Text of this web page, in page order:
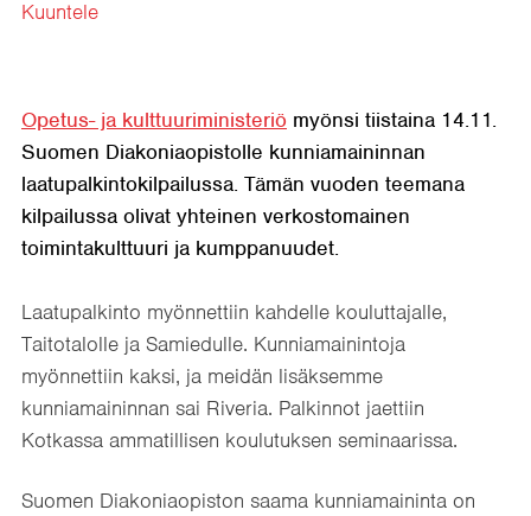
Kuuntele
Opetus- ja kulttuuriministeriö myönsi tiistaina 14.11.
Suomen Diakoniaopistolle kunniamaininnan
laatupalkintokilpailussa. Tämän vuoden teemana
kilpailussa olivat yhteinen verkostomainen
toimintakulttuuri ja kumppanuudet.
Laatupalkinto myönnettiin kahdelle kouluttajalle,
Taitotalolle ja Samiedulle. Kunniamainintoja
myönnettiin kaksi, ja meidän lisäksemme
kunniamaininnan sai Riveria. Palkinnot jaettiin
Kotkassa ammatillisen koulutuksen seminaarissa.
Suomen Diakoniaopiston saama kunniamaininta on